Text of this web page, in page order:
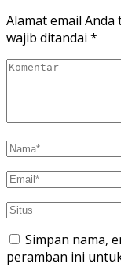
Alamat email
wajib ditandai *
Simpan nama,
peramban ini